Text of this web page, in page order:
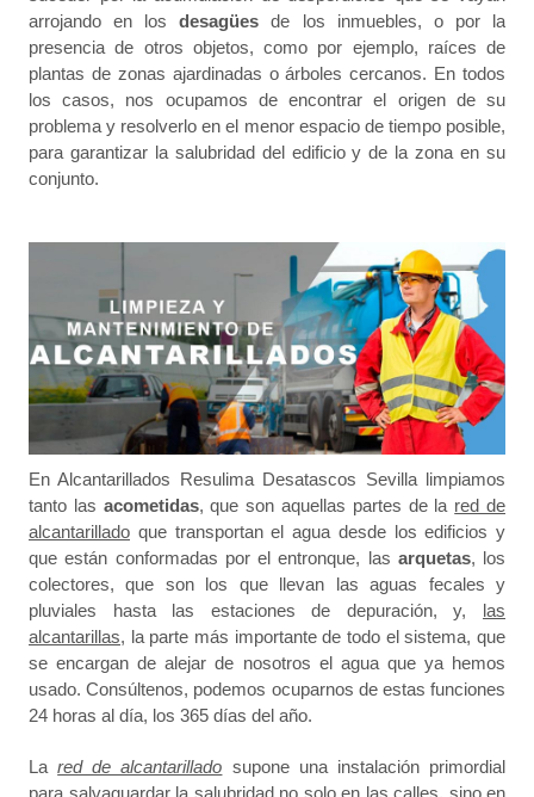
arrojando en losdesagües de los inmuebles, o por la
presencia de otros objetos, como por ejemplo, raíces de
plantas de zonas ajardinadas o árboles cercanos. En todos
los casos, nos ocupamos de encontrar el origen de su
problema y resolverlo en el menor espacio de tiempo posible,
para garantizar la salubridad del edificio y de la zona en su
conjunto.
En Alcantarillados Resulima Desatascos Sevilla limpiamos
tanto las acometidas, que son aquellas partes de la red de
alcantarillado que transportan el agua desde los edificios y
que están conformadas por el entronque, las arquetas, los
colectores, que son los que llevan las aguas fecales y
pluviales hasta las estaciones de depuración, y, las
alcantarillas, la parte más importante de todo el sistema, que
se encargan de alejar de nosotros el agua que ya hemos
usado. Consúltenos, podemos ocuparnos de estas funciones
24 horas al día, los 365 días del año.
Lared de alcantarillado supone una instalación primordial
para salvaguardar la salubridad no solo en las calles, sino en